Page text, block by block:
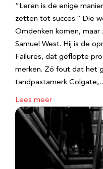
“Leren is de enige
zetten tot succes.” Die
Omdenken komen, maar
Samuel West. Hij is de
Failures, dat geflopte
merken. Zó fout dat het
tandpastamerk
Lees meer